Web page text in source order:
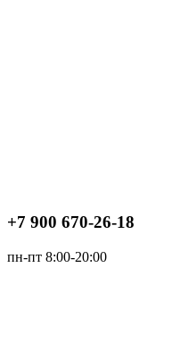
+7 900 670-26-18
пн-пт 8:00-20:00